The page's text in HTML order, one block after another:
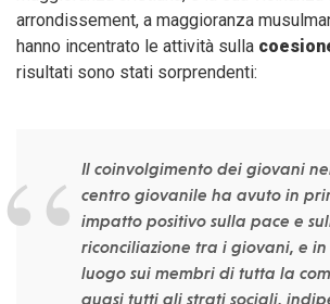
arrondissement, a maggioranza
hanno incentrato le attività sulla
risultati sono stati sorprendenti:
Il coinvolgimento dei giovani
centro giovanile ha avuto in
impatto positivo sulla pace e
riconciliazione tra i giovani, e in
luogo sui membri di tutta la
quasi tutti gli strati sociali,